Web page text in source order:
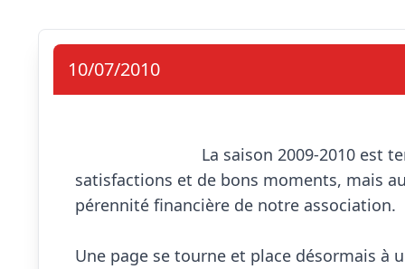
10/07/2010
satisfactions et de bons moments, mais
pérennité financière de notre association.
Une page se tourne et place désormais à